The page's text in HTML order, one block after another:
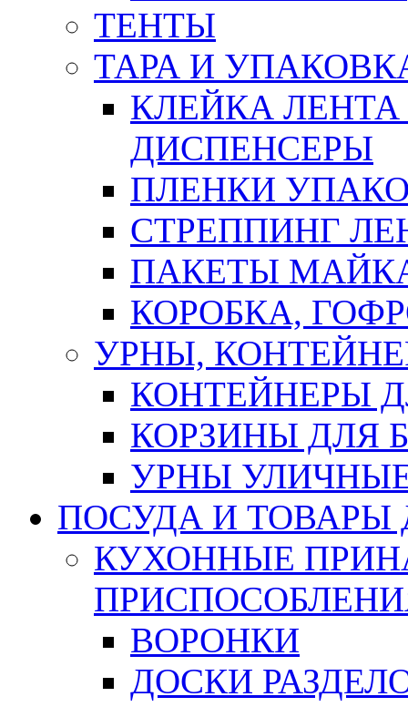
ТЕНТЫ
ТАРА И
КЛЕЙКА
ДИСПЕНСЕРЫ
ПЛЕНКИ
СТРЕППИНГ
ПАКЕТЫ
КОРОБКА,
УРНЫ,
КОНТЕЙНЕРЫ
КОРЗИНЫ ДЛЯ
УРНЫ
ПОСУДА И ТОВАРЫ
КУХОННЫЕ
ВОРОНКИ
ДОСКИ